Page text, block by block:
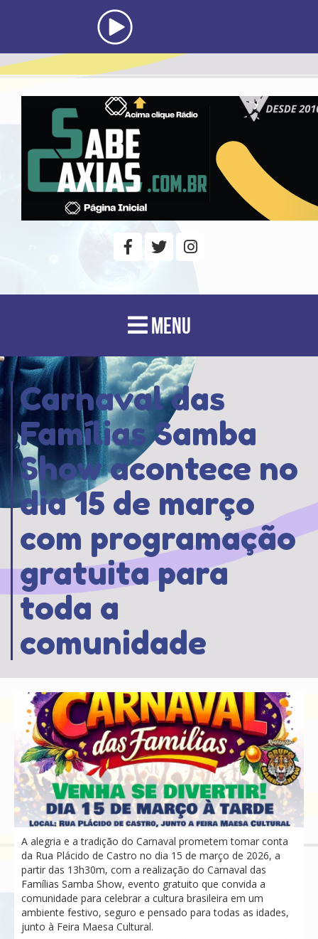
MENU
Carnaval das
Famílias Samba
Show acontece no
dia 15 de março
com programação
gratuita para
toda a
comunidade
A alegria e a tradição do Carnaval prometem tomar conta
da Rua Plácido de Castro no dia 15 de março de 2026, a
partir das 13h30m, com a realização do Carnaval das
Famílias Samba Show, evento gratuito que convida a
comunidade para celebrar a cultura brasileira em um
ambiente festivo, seguro e pensado para todas as idades,
junto à Feira Maesa Cultural.